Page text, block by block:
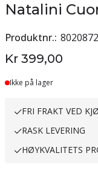
Natalini
Produktnr.
Kr 399,00
Ikke på lager
FRI FRAKT VED
RASK LEVERING
HØYKVALITETS